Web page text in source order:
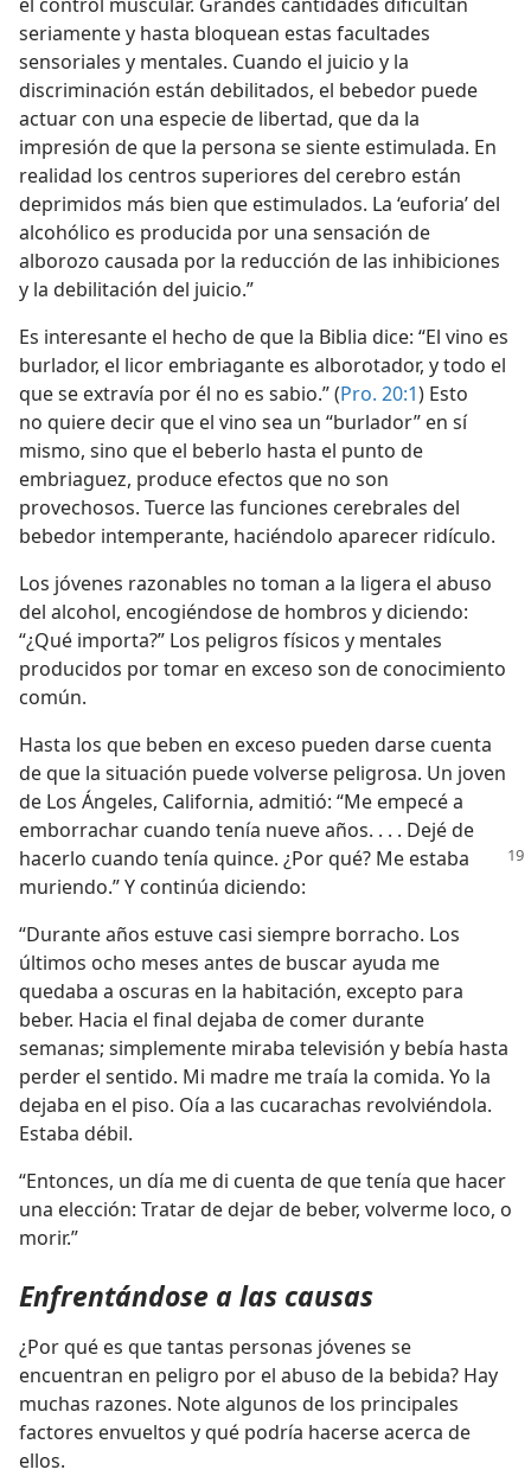
seriamente y hasta bloquean estas facultades
sensoriales y mentales. Cuando el juicio y la
discriminación están debilitados, el bebedor puede
actuar con una especie de libertad, que da la
impresión de que la persona se siente estimulada. En
realidad los centros superiores del cerebro están
deprimidos más bien que estimulados. La ‘euforia’ del
alcohólico es producida por una sensación de
alborozo causada por la reducción de las inhibiciones
y la debilitación del juicio.”
Es interesante el hecho de que la Biblia dice: “El vino es
burlador, el licor embriagante es alborotador, y todo el
que se extravía por él no es sabio.” (Pro. 20:1) Esto
no quiere decir que el vino sea un “burlador” en sí
mismo, sino que el beberlo hasta el punto de
embriaguez, produce efectos que no son
provechosos. Tuerce las funciones cerebrales del
bebedor intemperante, haciéndolo aparecer ridículo.
Los jóvenes razonables no toman a la ligera el abuso
del alcohol, encogiéndose de hombros y diciendo:
“¿Qué importa?” Los peligros físicos y mentales
producidos por tomar en exceso son de conocimiento
común.
Hasta los que beben en exceso pueden darse cuenta
de que la situación puede volverse peligrosa. Un joven
de Los Ángeles, California, admitió: “Me empecé a
emborrachar cuando tenía nueve años. . . . Dejé de
hacerlo cuando tenía quince. ¿Porqué? Me estaba
muriendo.” Y continúa diciendo:
“Durante años estuve casi siempre borracho. Los
últimos ocho meses antes de buscar ayuda me
quedaba a oscuras en la habitación, excepto para
beber. Hacia el final dejaba de comer durante
semanas; simplemente miraba televisión y bebía hasta
perder el sentido. Mi madre me traía la comida. Yo la
dejaba en el piso. Oía a las cucarachas revolviéndola.
Estaba débil.
“Entonces, un día me di cuenta de que tenía que hacer
una elección: Tratar de dejar de beber, volverme loco, o
morir.”
Enfrentándose a las causas
¿Por qué es que tantas personas jóvenes se
encuentran en peligro por el abuso de la bebida? Hay
muchas razones. Note algunos de los principales
factores envueltos y qué podría hacerse acerca de
ellos.